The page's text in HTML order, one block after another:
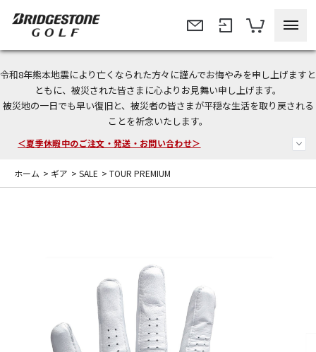
令和8年熊本地震により亡くなられた方々に謹んでお悔やみを申し上げますと
ともに、被災された皆さまに心よりお見舞い申し上げます。
被災地の一日でも早い復旧と、被災者の皆さまが平穏な生活を取り戻される
ことを祈念いたします。
今なら新規会員登録で1,000円OFFクーポンプレゼント！
＜商品配送に関するお知らせ＞
＜夏季休暇中のご注文・発送・お問い合わせ＞
ホーム > ギア > SALE > TOUR PREMIUM